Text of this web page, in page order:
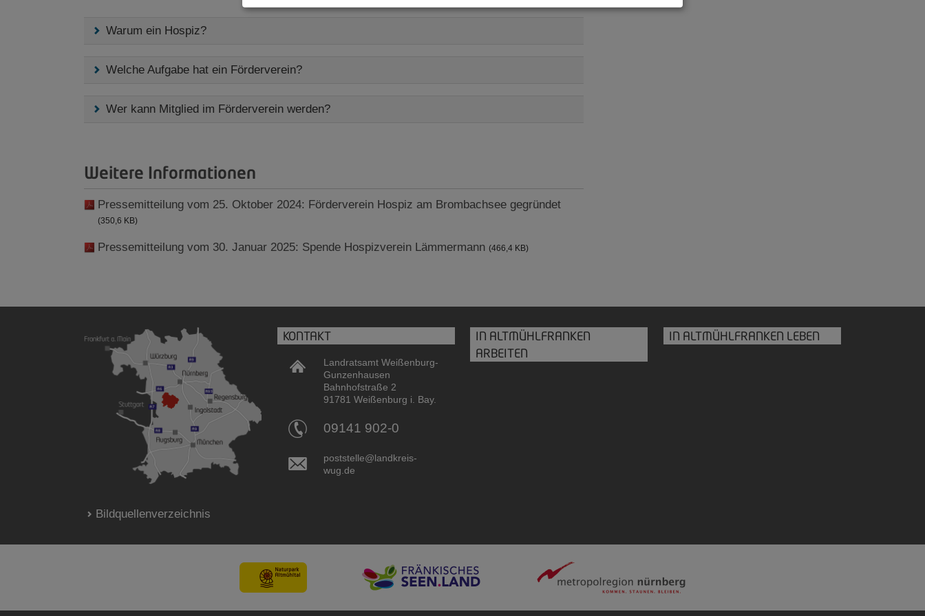
Warum ein Hospiz?
Welche Aufgabe hat ein Förderverein?
Wer kann Mitglied im Förderverein werden?
Weitere Informationen
Pressemitteilung vom 25. Oktober 2024: Förderverein Hospiz am Brombachsee gegründet
(350,6 KB)
Pressemitteilung vom 30. Januar 2025: Spende Hospizverein Lämmermann (466,4 KB)
KONTAKT
Landratsamt Weißenburg-
Gunzenhausen
Bahnhofstraße 2
91781 Weißenburg i. Bay.
09141 902-0
poststelle@landkreis-
wug.de
IN ALTMÜHLFRANKEN
ARBEITEN
IN ALTMÜHLFRANKEN LEBEN
Bildquellenverzeichnis